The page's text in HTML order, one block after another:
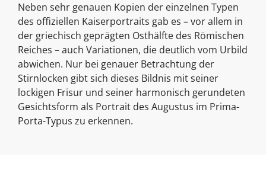
Neben sehr genauen Kopien der einzelnen Typen
des offiziellen Kaiserportraits gab es – vor allem in
der griechisch geprägten Osthälfte des Römischen
Reiches – auch Variationen, die deutlich vom Urbild
abwichen. Nur bei genauer Betrachtung der
Stirnlocken gibt sich dieses Bildnis mit seiner
lockigen Frisur und seiner harmonisch gerundeten
Gesichtsform als Portrait des Augustus im Prima-
Porta-Typus zu erkennen.